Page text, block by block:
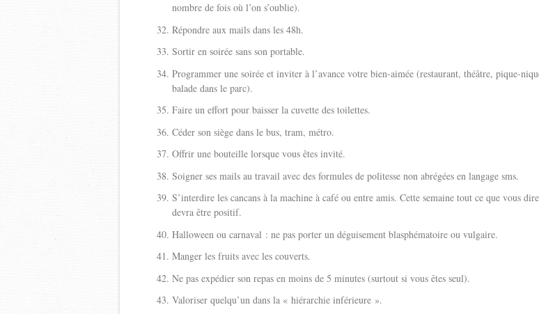
nombre de fois où l’on s’oublie).
Répondre aux mails dans les 48h.
Sortir en soirée sans son portable.
Programmer une soirée et inviter à l’avance votre bien-aimée (restaurant, théâtre, pique-
balade dans le parc).
Faire un effort pour baisser la cuvette des toilettes.
Céder son siège dans le bus, tram, métro.
Offrir une bouteille lorsque vous êtes invité.
Soigner ses mails au travail avec des formules de politesse non abrégées en langage sms.
S’interdire les cancans à la machine à café ou entre amis. Cette semaine tout ce que vous
devra être positif.
Halloween ou carnaval : ne pas porter un déguisement blasphématoire ou vulgaire.
Manger les fruits avec les couverts.
Ne pas expédier son repas en moins de 5 minutes (surtout si vous êtes seul).
Valoriser quelqu’un dans la « hiérarchie inférieure ».